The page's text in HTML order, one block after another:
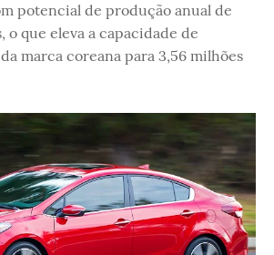
potencial de produção anual de
o que eleva a capacidade de
marca coreana para 3,56 milhões